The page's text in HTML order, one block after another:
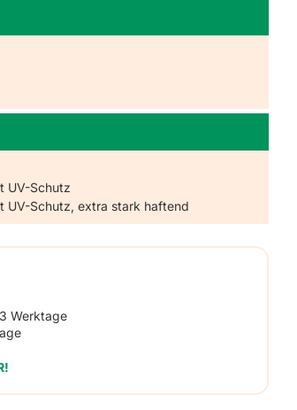
UV-Schutz
UV-Schutz, extra stark haftend
Werktage